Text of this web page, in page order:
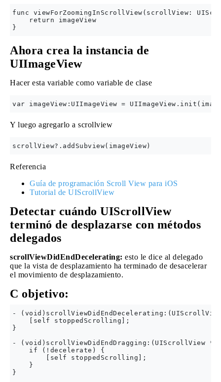
func viewForZoomingInScrollView(scrollView:
    return imageView
Ahora crea la instancia de
UIImageView
Hacer esta variable como variable de clase
Y luego agregarlo a scrollview
Referencia
Guía de programación Scroll View para iOS
Tutorial de UIScrollView
Detectar cuándo UIScrollView
terminó de desplazarse con métodos
delegados
scrollViewDidEndDecelerating: esto le dice al delegado
que la vista de desplazamiento ha terminado de desacelerar
el movimiento de desplazamiento.
C objetivo:
-
    [self stoppedScrolling];
}
- (void)scrollViewDidEndDragging:(UIScrollView
    if (!decelerate) {
        [self stoppedScrolling];
    }
}